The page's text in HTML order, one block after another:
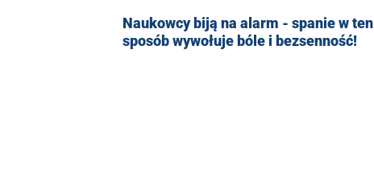
Naukowcy biją na alarm - spanie w ten
sposób wywołuje bóle i bezsenność!